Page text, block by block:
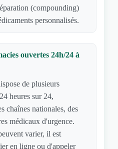
(compounding)
personnalisés.
ouvertes 24h/24 à
de plusieurs
heures sur 24,
chaînes nationales, des
médicaux d'urgence.
varier, il est
en ligne ou d'appeler